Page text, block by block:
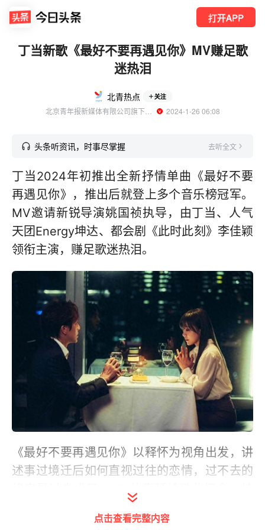
打开APP
丁当新歌《最好不要再遇见你》MV赚足歌
迷热泪
北青热点 关注
北京青年报新媒体有限公司旗下账号
  2024-1-26 06:08
头条听资讯，时事尽掌握 去听全文
丁当2024年初推出全新抒情单曲《最好不要
再遇见你》，推出后就登上多个音乐榜冠军。
MV邀请新锐导演姚国祯执导，由丁当、人气
天团Energy坤达、都会剧《此时此刻》李佳颖
领衔主演，赚足歌迷热泪。
《最好不要再遇见你》以释怀为视角出发，讲
述事过境迁后如何直视过往的恋情，过不去的
丁当则是饰演坤达的前女友，多年以后，丁当
点击查看完整内容